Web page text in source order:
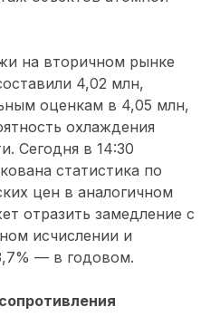
на вторичном рынке
4,02 млн,
оценкам в 4,05 млн,
охлаждения
Сегодня в 14:30
статистика по
цен в аналогичном
отразить замедление с
исчислении и
— в годовом.